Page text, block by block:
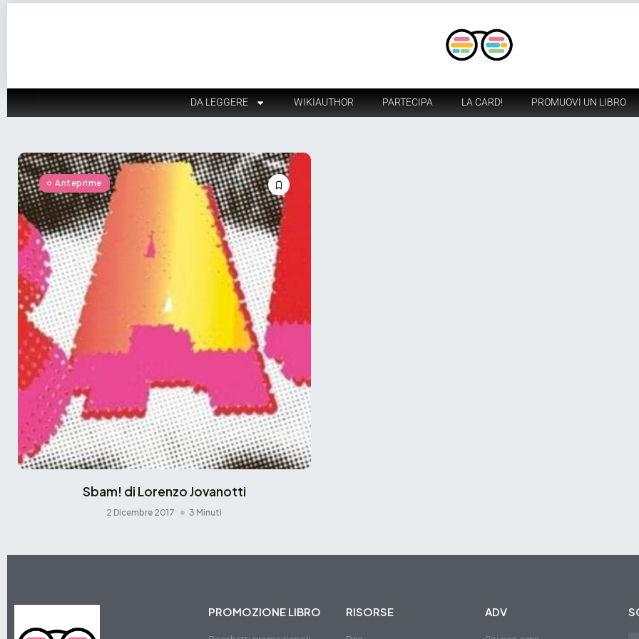
DA LEGGERE WIKIAUTHOR PARTECIPA LA CARD! PROMUOVI UN LIBRO
Anteprime
Sbam! di Lorenzo Jovanotti
2 Dicembre 2017 3 Minuti
PROMOZIONE LIBRO RISORSE ADV